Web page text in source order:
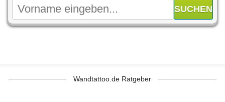
Wandtattoo.de Ratgeber